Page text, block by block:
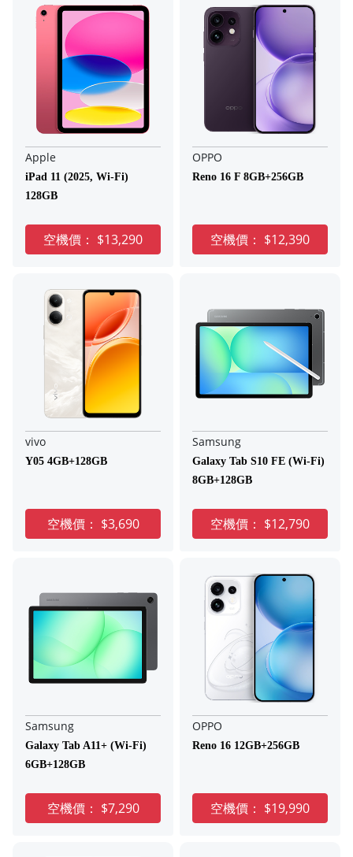
Apple
iPad 11 (2025, Wi-Fi)
128GB
空機價： $13,290
OPPO
Reno 16 F 8GB+256GB
空機價： $12,390
vivo
Y05 4GB+128GB
空機價： $3,690
Samsung
Galaxy Tab S10 FE (Wi-Fi)
8GB+128GB
空機價： $12,790
Samsung
Galaxy Tab A11+ (Wi-Fi)
6GB+128GB
空機價： $7,290
OPPO
Reno 16 12GB+256GB
空機價： $19,990